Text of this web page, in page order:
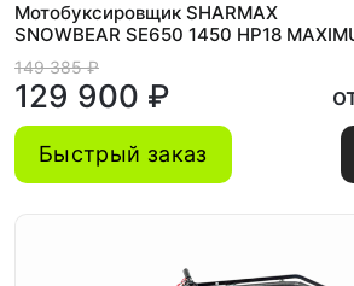
Мотобуксировщик SHARMAX
SNOWBEAR SE650 1450 HP18
New
149 385 ₽
129 900 ₽
Быстрый заказ